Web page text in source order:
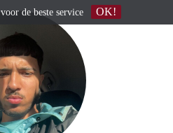
voor de beste service OK!